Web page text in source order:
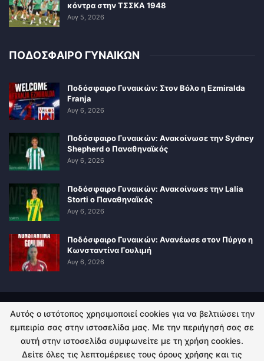
κόντρα στην ΤΣΣΚΑ 1948
Αυγ 5, 2026
ΠΟΔΟΣΦΑΙΡΟ ΓΥΝΑΙΚΩΝ
Ποδόσφαιρο Γυναικών: Στον Βόλο η Ezmiralda
Franja
Αυγ 6, 2026
Ποδόσφαιρο Γυναικών: Ανακοίνωσε την Sydney
Shepherd ο Παναθηναϊκός
Αυγ 6, 2026
Ποδόσφαιρο Γυναικών: Ανακοίνωσε την Lalia
Storti ο Παναθηναϊκός
Αυγ 6, 2026
Ποδόσφαιρο Γυναικών: Ανανέωσε στον Πύργο η
Κωνσταντίνα Γουλιμή
Αυγ 6, 2026
ΠΟΛΙΤΙΚΗ ΑΠΟΡΡΗΤΟΥ ΕΠΙΚΟΙΝΩΝΙΑ
© 2026 - Kingsport.gr. All Rights Reserved.
Αυτός ο ιστότοπος χρησιμοποιεί cookies για να βελτιώσει την
εμπειρία σας στην ιστοσελίδα μας. Με την περιήγησή σας σε
αυτή στην ιστοσελίδα συμφωνείτε με τη χρήση cookies.
Δείτε όλες τις λεπτομέρειες τους όρους χρήσης και τις